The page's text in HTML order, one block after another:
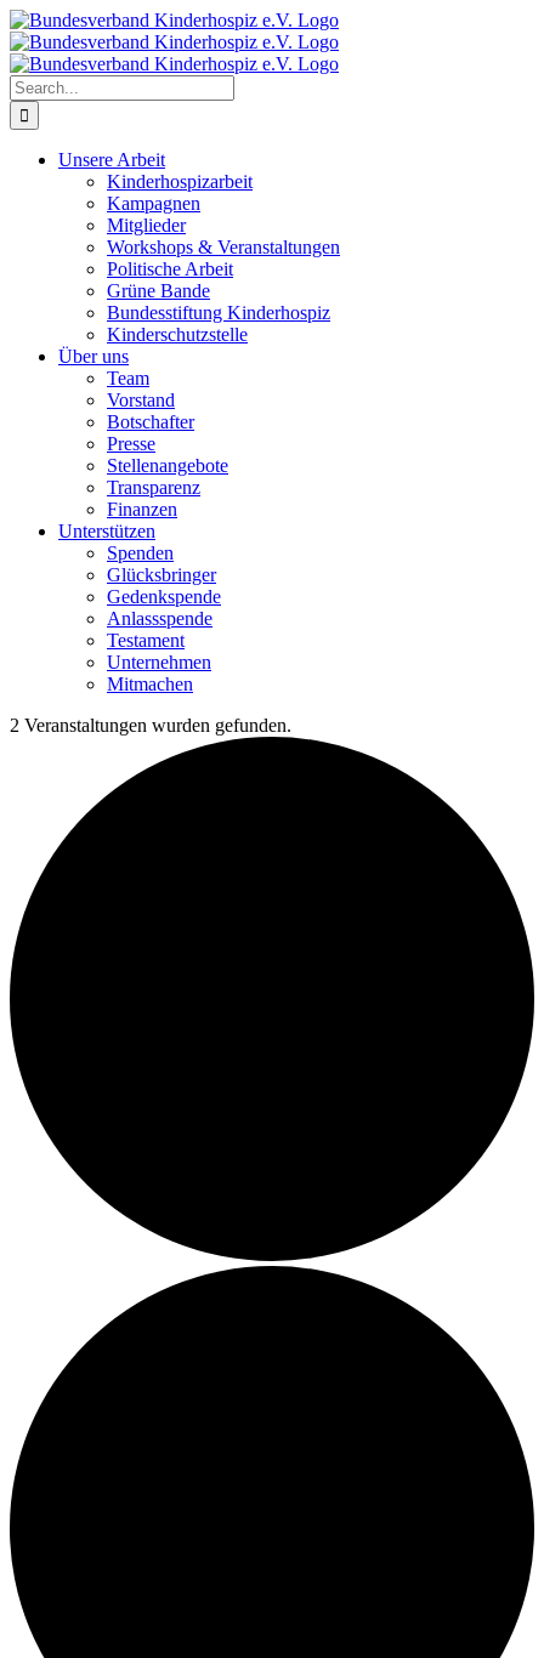
Skip
to
content
Search
for:
Unsere Arbeit
Kinderhospizarbeit
Kampagnen
Mitglieder
Workshops & Veranstaltungen
Politische Arbeit
Grüne Bande
Bundesstiftung Kinderhospiz
Kinderschutzstelle
Über uns
Team
Vorstand
Botschafter
Presse
Stellenangebote
Transparenz
Finanzen
Unterstützen
Spenden
Glücksbringer
Gedenkspende
Anlassspende
Testament
Unternehmen
Mitmachen
2 Veranstaltungen wurden gefunden.